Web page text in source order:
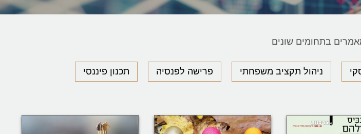
בתחומים שונים
ניהול תקציב משפחתי פרישה לפנסיה תכנון פיננסי